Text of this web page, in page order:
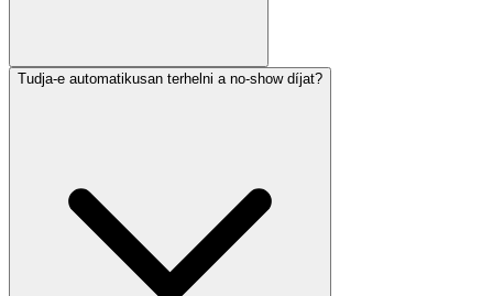
Tudja-e automatikusan terhelni a no-show díjat?